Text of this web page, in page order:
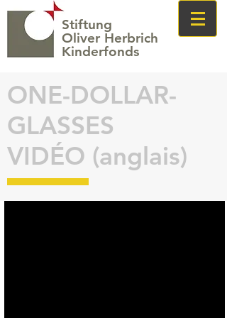
Stiftung
Oliver Herbrich
Kinderfonds
ONE-DOLLAR-
GLASSES
VIDÉO (anglais)